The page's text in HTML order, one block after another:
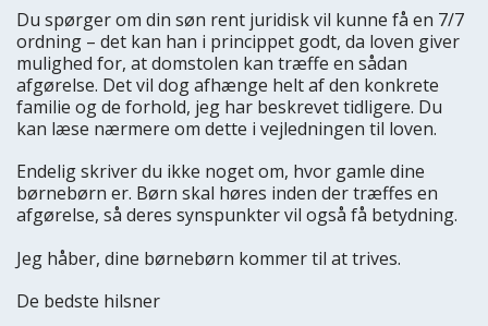
Du spørger om din søn rent juridisk vil kunne få en 7/7
ordning – det kan han i princippet godt, da loven giver
mulighed for, at domstolen kan træffe en sådan
afgørelse. Det vil dog afhænge helt af den konkrete
familie og de forhold, jeg har beskrevet tidligere. Du
kan læse nærmere om dette i vejledningen til loven.
Endelig skriver du ikke noget om, hvor gamle dine
børnebørn er. Børn skal høres inden der træffes en
afgørelse, så deres synspunkter vil også få betydning.
Jeg håber, dine børnebørn kommer til at trives.
De bedste hilsner